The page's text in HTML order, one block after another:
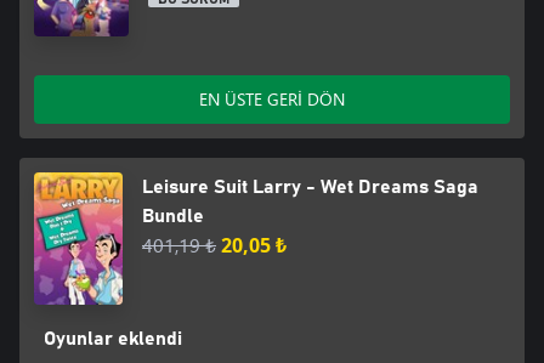
EN ÜSTE GERİ DÖN
Leisure Suit Larry - Wet Dreams Saga
Bundle
401,19 ₺20,05 ₺
Oyunlar eklendi